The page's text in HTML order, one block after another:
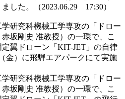
した。（2023.06.29 17:30）
研究科機械工学専攻の「ドロー
坂剛史 准教授）の一環で、こ
翼ドローン「KIT-JET」の自律
金）に飛騨エアパークにて実施
研究科機械工学専攻の「ドロー
坂剛史 准教授）の一環で、こ